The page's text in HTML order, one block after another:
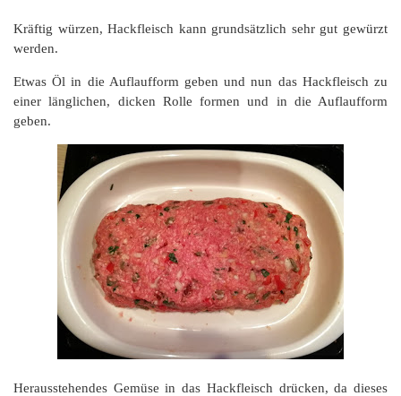
Kräftig würzen, Hackfleisch kann grundsätzlich sehr gut gewürzt
werden.
Etwas Öl in die Auflaufform geben und nun das Hackfleisch zu
einer länglichen, dicken Rolle formen und in die Auflaufform
geben.
Herausstehendes Gemüse in das Hackfleisch drücken, da dieses